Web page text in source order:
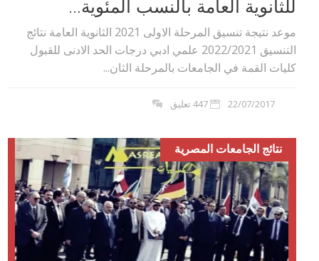
للثانوية العامة بالنسب المئوية...
موعد نتيجة تنسيق المرحلة الاولى 2021 الثانوية العامة نتائج
التنسيق 2022/2021 علمي ادبي درجات الحد الادنى للقبول
كليات القمة في الجامعات بالمرحلة الثان...
22/07/2017 447 تعليق
نتائج الجامعات المصرية